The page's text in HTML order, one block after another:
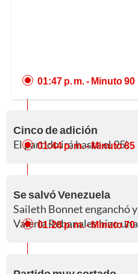
01:47 p. m. - Minuto 90
Cinco de adición
El partido irá hasta el 95'.
01:44 p. m.- Minuto 85
Se salvó Venezuela
Saileth Bonnet enganchó
Valeria Rebanales hizo
01:28 p. m. - Minuto 70